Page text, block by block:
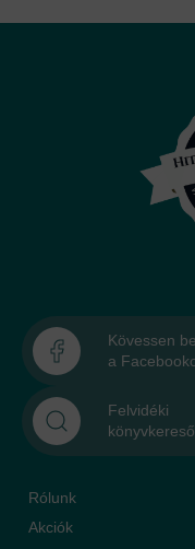
Kövessen
a
Felvidéki
könyvkereső
Rólunk
Akciók